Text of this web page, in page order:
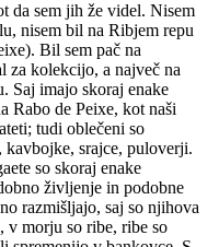
da sem jih že videl. Nisem
nisem bil na Ribjem repu
Bil sem pač na
za kolekcijo, a največ na
Saj imajo skoraj enake
Rabo de Peixe, kot naši
tudi oblečeni so
srajce, puloverji.
so skoraj enake
življenje in podobne
razmišljajo, saj so njihova
v morju so ribe, ribe so